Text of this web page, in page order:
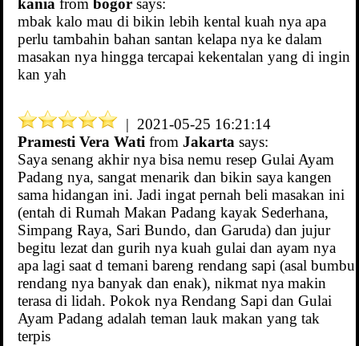
kania from bogor says:
mbak kalo mau di bikin lebih kental kuah nya apa
perlu tambahin bahan santan kelapa nya ke dalam
masakan nya hingga tercapai kekentalan yang di ingin
kan yah
| 2021-05-25 16:21:14
Pramesti Vera Wati from Jakarta says:
Saya senang akhir nya bisa nemu resep Gulai Ayam
Padang nya, sangat menarik dan bikin saya kangen
sama hidangan ini. Jadi ingat pernah beli masakan ini
(entah di Rumah Makan Padang kayak Sederhana,
Simpang Raya, Sari Bundo, dan Garuda) dan jujur
begitu lezat dan gurih nya kuah gulai dan ayam nya
apa lagi saat d temani bareng rendang sapi (asal bumbu
rendang nya banyak dan enak), nikmat nya makin
terasa di lidah. Pokok nya Rendang Sapi dan Gulai
Ayam Padang adalah teman lauk makan yang tak
terpis